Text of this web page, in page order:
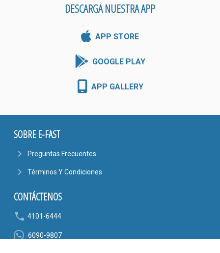
DESCARGA NUESTRA APP
APP STORE
GOOGLE PLAY
APP GALLERY
SOBRE E-FAST
navigate_next Preguntas Frecuentes
navigate_next Términos Y Condiciones
CONTÁCTENOS
phone 4101-6444
6090-9807